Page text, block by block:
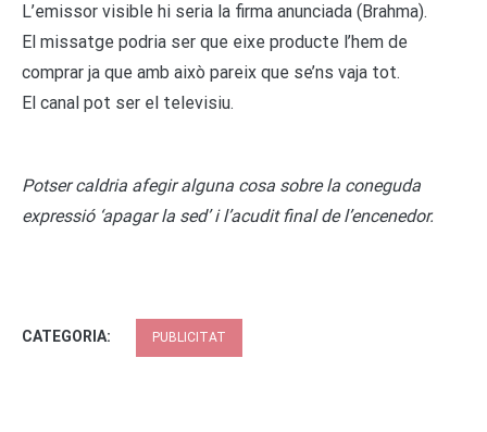
L’emissor visible hi seria la firma anunciada (Brahma).
El missatge podria ser que eixe producte l’hem de
comprar ja que amb això pareix que se’ns vaja tot.
El canal pot ser el televisiu.
Potser caldria afegir alguna cosa sobre la coneguda
expressió ‘apagar la sed’ i l’acudit final de l’encenedor.
CATEGORIA: PUBLICITAT